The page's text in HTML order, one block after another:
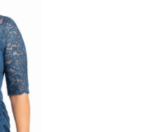
TEPLÁKOVÝ KABÁT -